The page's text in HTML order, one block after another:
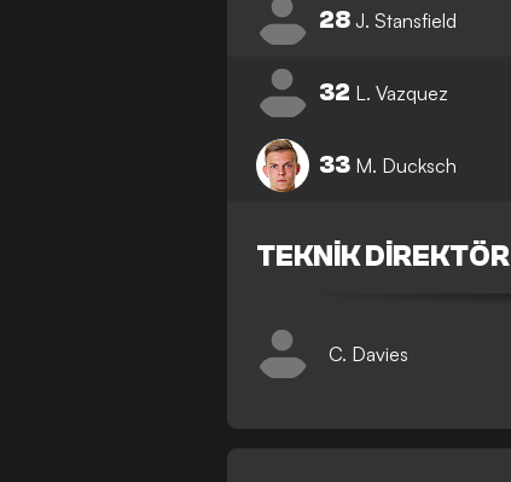
28 J. Stansfield
32 L. Vazquez
33 M. Ducksch
TEKNIK DIREKTÖR
C. Davies